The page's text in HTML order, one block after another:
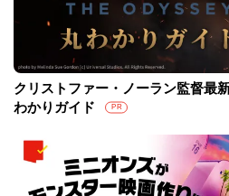
クリストファー・ノーラン監督最
わかりガイド
PR